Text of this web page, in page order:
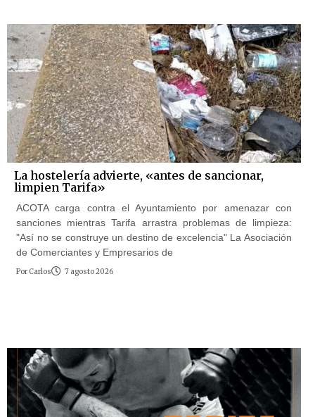
La hostelería advierte, «antes de sancionar,
limpien Tarifa»
ACOTA carga contra el Ayuntamiento por amenazar con
sanciones mientras Tarifa arrastra problemas de limpieza:
"Así no se construye un destino de excelencia" La Asociación
de Comerciantes y Empresarios de
Por Carlos 7 agosto 2026